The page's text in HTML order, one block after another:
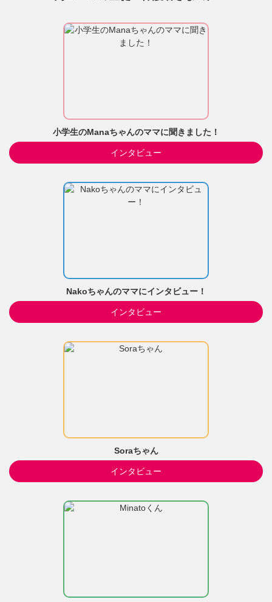
小学生のManaちゃんのママに聞きました！
インタビュー
Nakoちゃんのママにインタビュー！
インタビュー
Soraちゃん
インタビュー